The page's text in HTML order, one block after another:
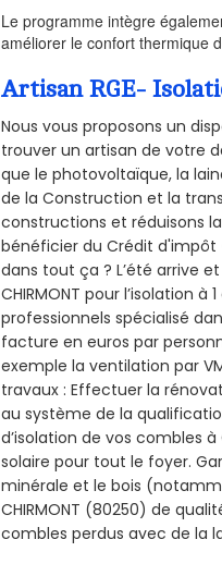
Le programme intègre
améliorer le confort thermique
Artisan RGE-
Nous vous proposons un
trouver un artisan de votre
que le photovoltaïque, la
de la Construction et la
constructions et réduisons
bénéficier du Crédit d'impôt
dans tout ça ? L’été arrive
CHIRMONT pour l’isolation
professionnels spécialisé
facture en euros par
exemple la ventilation par
travaux : Effectuer la
au système de la
d’isolation de vos combles
solaire pour tout le foyer.
minérale et le bois
CHIRMONT (80250) de
combles perdus avec de la